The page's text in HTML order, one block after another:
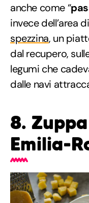
anche come “
invece dell’area
spezzina, un
dal recupero,
legumi che
dalle navi
8.
Emilia-